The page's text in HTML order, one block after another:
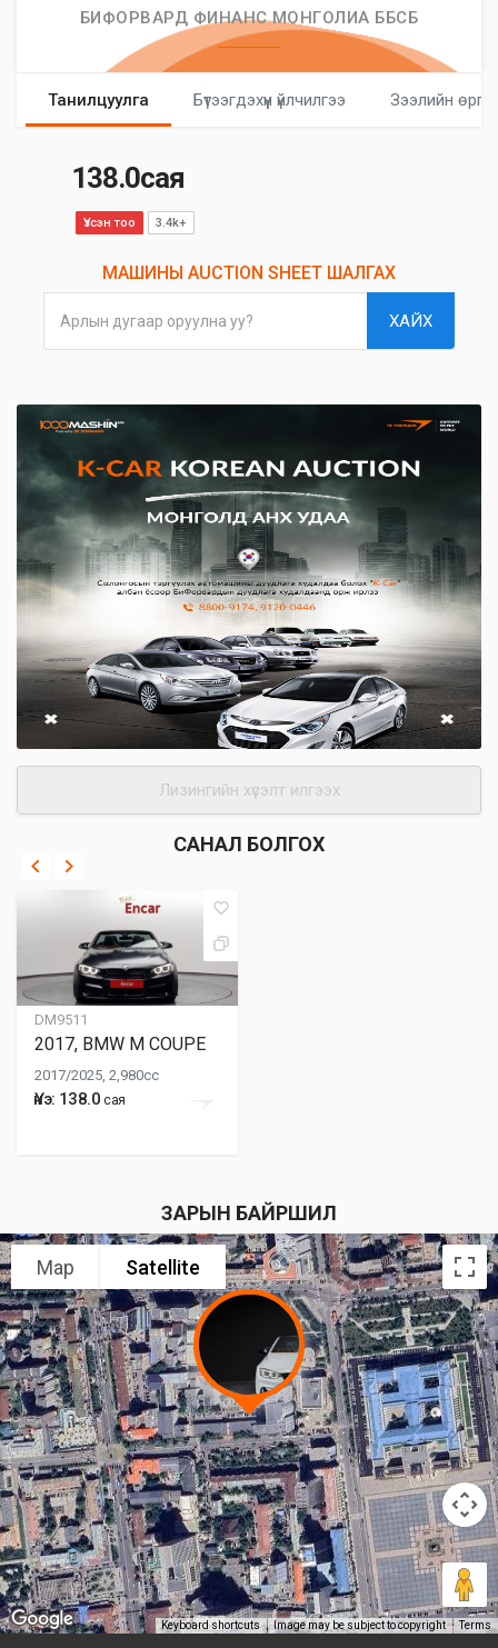
БИФОРВАРД ФИНАНС МОНГОЛИА ББСБ
Танилцуулга Бүтээгдэхүүн үйлчилгээ Зээлийн
138.0сая
Үзсэн тоо 3.4k+
МАШИНЫ AUCTION SHEET ШАЛГАХ
Арлын дугаар оруулна уу? ХАЙХ
Лизингийн хүсэлт илгээх
САНАЛ БОЛГОХ
DM9511
2017, BMW M COUPE
2017/2025, 2,980cc
Үнэ: 138.0 сая
ЗАРЫН БАЙРШИЛ
Map Satellite
Keyboard shortcuts Image may be subject to copyright Terms